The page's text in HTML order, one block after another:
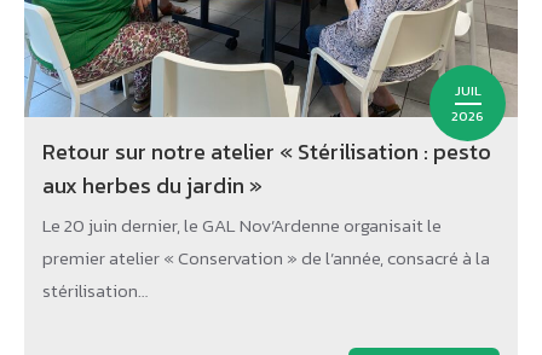
JUIL
2026
Retour sur notre atelier « Stérilisation : pesto
aux herbes du jardin »
Le 20 juin dernier, le GAL Nov’Ardenne organisait le
premier atelier « Conservation » de l’année, consacré à la
stérilisation…